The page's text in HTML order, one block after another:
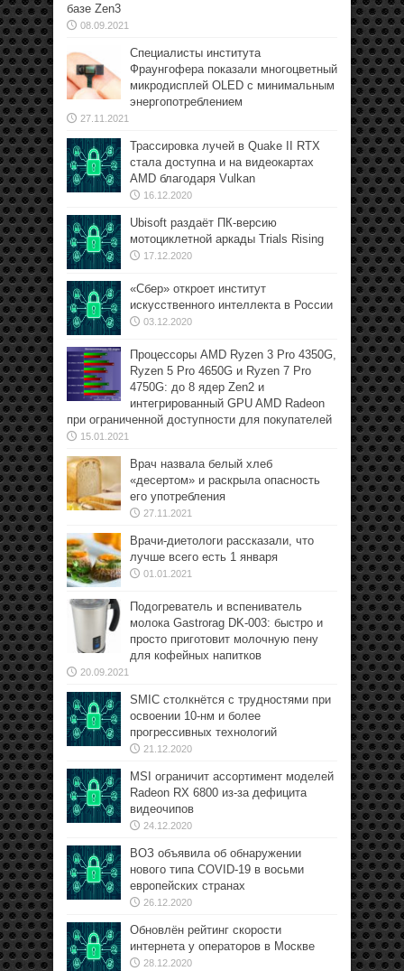
базе Zen3
08.09.2021
Специалисты института
Фраунгофера показали многоцветный
микродисплей OLED с минимальным
энергопотреблением
27.11.2021
Трассировка лучей в Quake II RTX
стала доступна и на видеокартах
AMD благодаря Vulkan
16.12.2020
Ubisoft раздаёт ПК-версию
мотоциклетной аркады Trials Rising
17.12.2020
«Сбер» откроет институт
искусственного интеллекта в России
03.12.2020
Процессоры AMD Ryzen 3 Pro 4350G,
Ryzen 5 Pro 4650G и Ryzen 7 Pro
4750G: до 8 ядер Zen2 и
интегрированный GPU AMD Radeon
при ограниченной доступности для покупателей
15.01.2021
Врач назвала белый хлеб
«десертом» и раскрыла опасность
его употребления
27.11.2021
Врачи-диетологи рассказали, что
лучше всего есть 1 января
01.01.2021
Подогреватель и вспениватель
молока Gastrorag DK-003: быстро и
просто приготовит молочную пену
для кофейных напитков
20.09.2021
SMIC столкнётся с трудностями при
освоении 10-нм и более
прогрессивных технологий
21.12.2020
MSI ограничит ассортимент моделей
Radeon RX 6800 из-за дефицита
видеочипов
24.12.2020
ВОЗ объявила об обнаружении
нового типа COVID-19 в восьми
европейских странах
26.12.2020
Обновлён рейтинг скорости
интернета у операторов в Москве
28.12.2020